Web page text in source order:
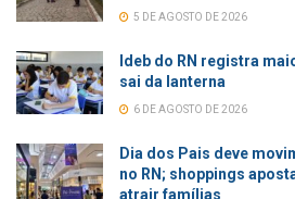
5 DE AGOSTO DE 2026
Ideb do RN registra
sai da lanterna
6 DE AGOSTO DE 2026
Dia dos Pais deve
no RN; shoppings
atrair famílias